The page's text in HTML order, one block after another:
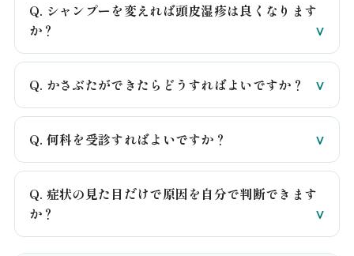
Q. シャンプーを変えれば頭皮湿疹は良くなります
か？
Q. かさぶたができたらどうすればよいですか？
Q. 何科を受診すればよいですか？
Q. 症状の見た目だけで原因を自分で判断できます
か？